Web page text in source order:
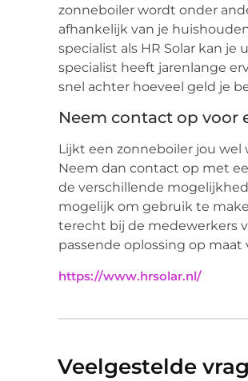
zonneboiler wordt onder
afhankelijk van je
specialist als HR Solar kan
specialist heeft jarenlange
snel achter hoeveel geld je
Neem contact op voor
Lijkt een zonneboiler jou
Neem dan contact op met
de verschillende
mogelijk om gebruik te
terecht bij de medewerkers
passende oplossing op maat
https://www.hrsolar.nl/
Veelgestelde